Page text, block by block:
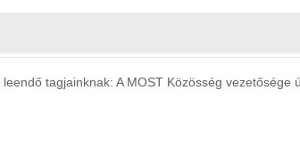
tagjainknak: A MOST Közösség vezetősége